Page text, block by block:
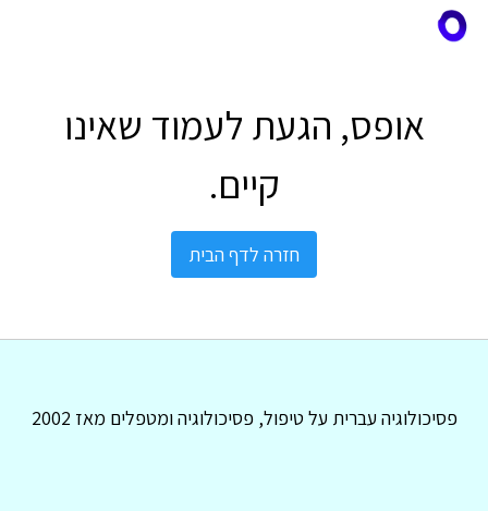
אופס, הגעת לעמוד שאינו
קיים.
חזרה לדף הבית
פסיכולוגיה עברית על טיפול, פסיכולוגיה ומטפלים מאז 2002